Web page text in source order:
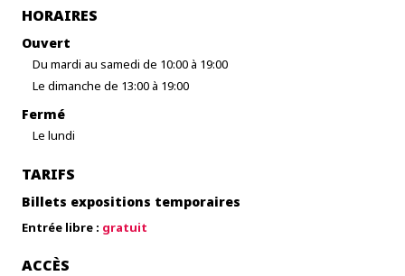
HORAIRES
Ouvert
Du mardi au samedi de 10:00 à 19:00
Le dimanche de 13:00 à 19:00
Fermé
Le lundi
TARIFS
Billets expositions temporaires
Entrée libre : gratuit
ACCÈS